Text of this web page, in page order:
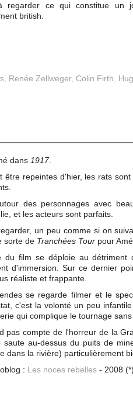
regarder ce qui constitue un
british.
Renée Zellweger, Colin Firth
dans 1917.
être repeintes d'hier, les rats
des personnages avec
et les acteurs sont parfaits.
un peu comme si on
sorte de Tranchées Tour pour
du film se déploie au
d'immersion. Sur ce dernier
réaliste et frappante.
se regarde filmer et le
c'est la volonté un peu
qui complique le tournage
pas compte de l'horreur de la
au-dessus du puits de
dans la rivière) particulièrement
: Les noces rebelles - 2008